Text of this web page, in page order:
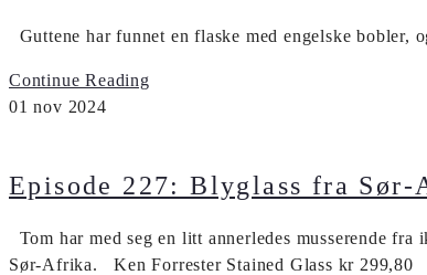
Guttene har funnet en flaske med engelske
Continue Reading
01 nov 2024
Episode 227: Blyglass fra Sør-
Tom har med seg en litt annerledes musserende
Sør-Afrika. Ken Forrester Stained Glass kr